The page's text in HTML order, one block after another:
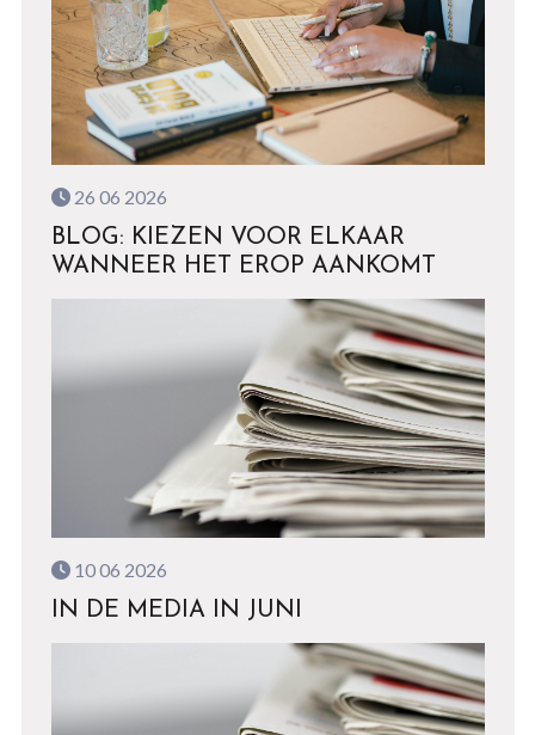
26 06 2026
BLOG: KIEZEN VOOR ELKAAR
WANNEER HET EROP AANKOMT
10 06 2026
IN DE MEDIA IN JUNI